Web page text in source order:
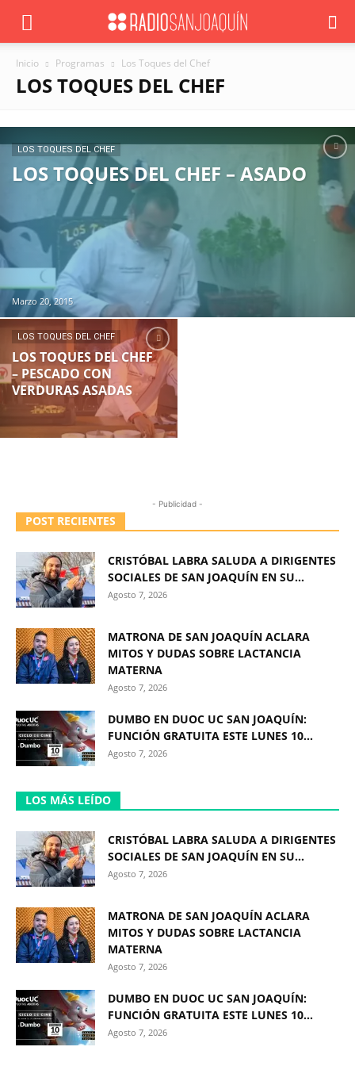
Inicio Programas Los Toques del Chef
LOS TOQUES DEL CHEF
LOS TOQUES DEL CHEF
LOS TOQUES DEL CHEF – ASADO
Marzo 20, 2015
LOS TOQUES DEL CHEF
LOS TOQUES DEL CHEF
– PESCADO CON
VERDURAS ASADAS
- Publicidad -
POST RECIENTES
CRISTÓBAL LABRA SALUDA A DIRIGENTES
SOCIALES DE SAN JOAQUÍN EN SU...
Agosto 7, 2026
MATRONA DE SAN JOAQUÍN ACLARA
MITOS Y DUDAS SOBRE LACTANCIA
MATERNA
Agosto 7, 2026
DUMBO EN DUOC UC SAN JOAQUÍN:
FUNCIÓN GRATUITA ESTE LUNES 10...
Agosto 7, 2026
LOS MÁS LEÍDO
CRISTÓBAL LABRA SALUDA A DIRIGENTES
SOCIALES DE SAN JOAQUÍN EN SU...
Agosto 7, 2026
MATRONA DE SAN JOAQUÍN ACLARA
MITOS Y DUDAS SOBRE LACTANCIA
MATERNA
Agosto 7, 2026
DUMBO EN DUOC UC SAN JOAQUÍN:
FUNCIÓN GRATUITA ESTE LUNES 10...
Agosto 7, 2026